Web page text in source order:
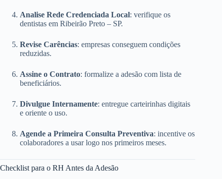
Analise Rede Credenciada Local: verifique os
dentistas em Ribeirão Preto – SP.
Revise Carências: empresas conseguem condições
reduzidas.
Assine o Contrato: formalize a adesão com lista de
beneficiários.
Divulgue Internamente: entregue carteirinhas digitais
e oriente o uso.
Agende a Primeira Consulta Preventiva: incentive os
colaboradores a usar logo nos primeiros meses.
Checklist para o RH Antes da Adesão